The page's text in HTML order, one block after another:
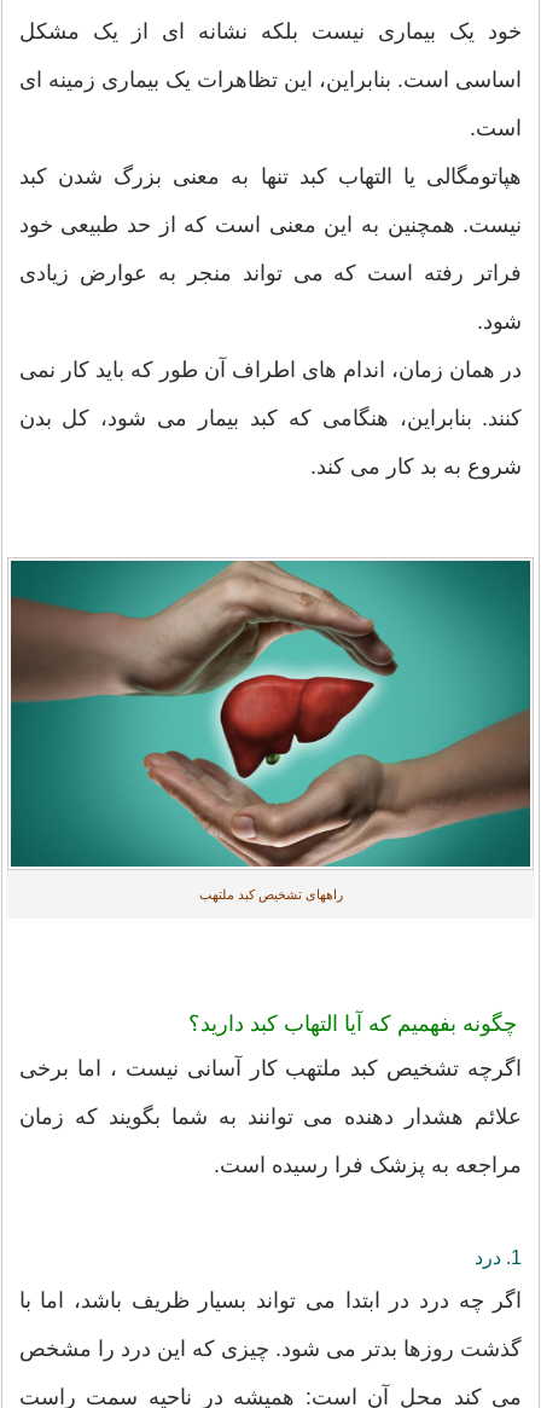
خود یک بیماری نیست بلکه نشانه ای از یک مشکل
اساسی است. بنابراین، این تظاهرات یک بیماری زمینه ای
است.
هپاتومگالی یا التهاب کبد تنها به معنی بزرگ شدن کبد
نیست. همچنین به این معنی است که از حد طبیعی خود
فراتر رفته است که می تواند منجر به عوارض زیادی
شود.
در همان زمان، اندام های اطراف آن طور که باید کار نمی
کنند. بنابراین، هنگامی که کبد بیمار می شود، کل بدن
شروع به بد کار می کند.
راههای تشخیص کبد ملتهب
چگونه بفهمیم که آیا التهاب کبد دارید؟
اگرچه تشخیص کبد ملتهب کار آسانی نیست ، اما برخی
علائم هشدار دهنده می توانند به شما بگویند که زمان
مراجعه به پزشک فرا رسیده است.
1. درد
اگر چه درد در ابتدا می تواند بسیار ظریف باشد، اما با
گذشت روزها بدتر می شود. چیزی که این درد را مشخص
می کند محل آن است: همیشه در ناحیه سمت راست